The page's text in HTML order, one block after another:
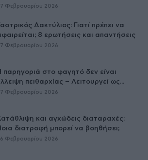
Φεβρουαρίου 2026
Δακτύλιος: Γιατί πρέπει να
8 ερωτήσεις και απαντήσεις
Φεβρουαρίου 2026
παρηγοριά στο φαγητό δεν είναι
πειθαρχίας – Λειτουργεί ως...
Φεβρουαρίου 2026
και αγχώδεις διαταραχές:
διατροφή μπορεί να βοηθήσει;
Φεβρουαρίου 2026